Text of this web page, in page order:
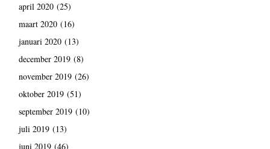
april 2020(25)
maart 2020(16)
januari 2020(13)
december 2019(8)
november 2019(26)
oktober 2019(51)
september 2019(10)
juli 2019(13)
juni 2019(46)